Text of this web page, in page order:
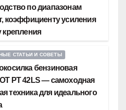
по диапазонам
коэффициенту усиления
крепления
СТАТЬИ И СОВЕТЫ
бензиновая
PT 42LS — самоходная
техника для идеального